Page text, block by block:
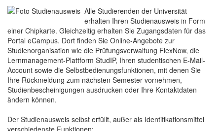
Alle Studierenden der Universität
erhalten Ihren Studienausweis in Form
einer Chipkarte. Gleichzeitig erhalten Sie Zugangsdaten für das
Portal eCampus. Dort finden Sie Online-Angebote zur
Studienorganisation wie die Prüfungsverwaltung FlexNow, die
Lernmanagement-Plattform StudIP, Ihren studentischen E-Mail-
Account sowie die Selbstbedienungsfunktionen, mit denen Sie
Ihre Rückmeldung zum nächsten Semester vornehmen,
Studienbescheinigungen ausdrucken oder Ihre Kontaktdaten
ändern können.
Der Studienausweis selbst erfüllt, außer als Identifikationsmittel
verschiedenste Funktionen: